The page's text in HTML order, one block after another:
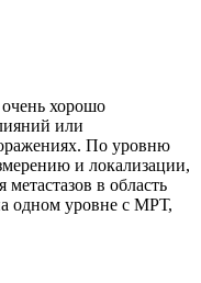
хорошо
или
По уровню
и локализации,
в область
одном уровне с МРТ,